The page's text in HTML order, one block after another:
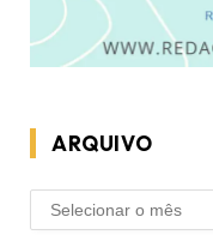
ARQUIVO
ARQUIVO